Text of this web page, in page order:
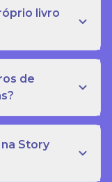
livro
de
Story